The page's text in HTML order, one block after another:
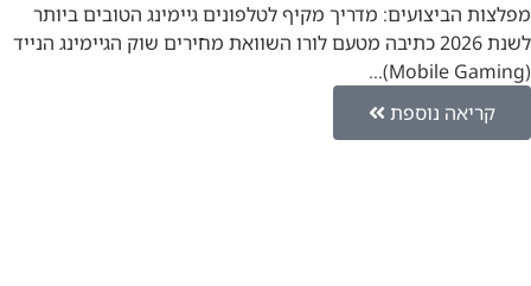
מפלצות הביצועים: מדריך מקיף לטלפונים גיימינג הטובים ביותר
לשנת 2026 כתיבה מטעם לורו השוואת מחירים שוק הגיימינג הנייד
(Mobile Gaming)…
קריאה נוספת